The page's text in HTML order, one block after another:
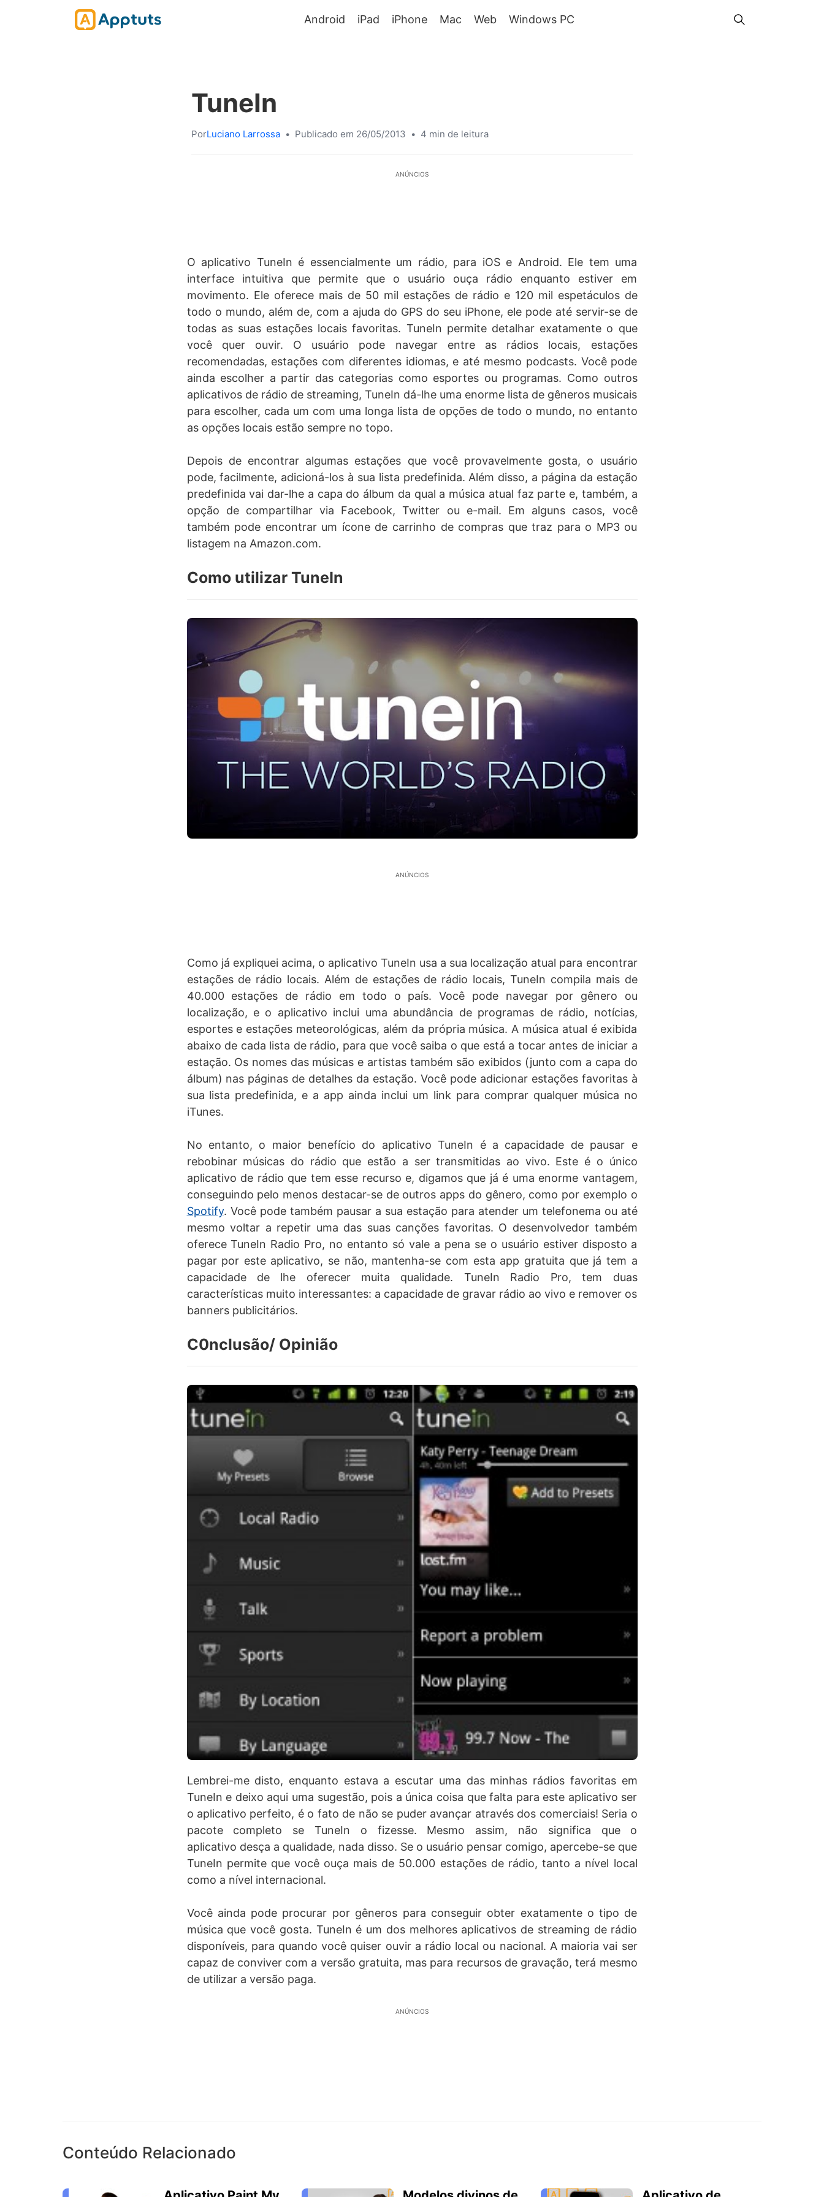
Android iPad iPhone Mac Web Windows PC
TuneIn
PorLuciano Larrossa • Publicado em 26/05/2013 • 4 min de leitura
ANÚNCIOS
O aplicativo TuneIn é essencialmente um rádio, para iOS e Android. Ele tem uma
interface intuitiva que permite que o usuário ouça rádio enquanto estiver em
movimento. Ele oferece mais de 50 mil estações de rádio e 120 mil espetáculos de
todo o mundo, além de, com a ajuda do GPS do seu iPhone, ele pode até servir-se de
todas as suas estações locais favoritas. TuneIn permite detalhar exatamente o que
você quer ouvir. O usuário pode navegar entre as rádios locais, estações
recomendadas, estações com diferentes idiomas, e até mesmo podcasts. Você pode
ainda escolher a partir das categorias como esportes ou programas. Como outros
aplicativos de rádio de streaming, TuneIn dá-lhe uma enorme lista de gêneros musicais
para escolher, cada um com uma longa lista de opções de todo o mundo, no entanto
as opções locais estão sempre no topo.
Depois de encontrar algumas estações que você provavelmente gosta, o usuário
pode, facilmente, adicioná-los à sua lista predefinida. Além disso, a página da estação
predefinida vai dar-lhe a capa do álbum da qual a música atual faz parte e, também, a
opção de compartilhar via Facebook, Twitter ou e-mail. Em alguns casos, você
também pode encontrar um ícone de carrinho de compras que traz para o MP3 ou
listagem na Amazon.com.
Como utilizar TuneIn
ANÚNCIOS
Como já expliquei acima, o aplicativo TuneIn usa a sua localização atual para encontrar
estações de rádio locais. Além de estações de rádio locais, TuneIn compila mais de
40.000 estações de rádio em todo o país. Você pode navegar por gênero ou
localização, e o aplicativo inclui uma abundância de programas de rádio, notícias,
esportes e estações meteorológicas, além da própria música. A música atual é exibida
abaixo de cada lista de rádio, para que você saiba o que está a tocar antes de iniciar a
estação. Os nomes das músicas e artistas também são exibidos (junto com a capa do
álbum) nas páginas de detalhes da estação. Você pode adicionar estações favoritas à
sua lista predefinida, e a app ainda inclui um link para comprar qualquer música no
iTunes.
No entanto, o maior benefício do aplicativo TuneIn é a capacidade de pausar e
rebobinar músicas do rádio que estão a ser transmitidas ao vivo. Este é o único
aplicativo de rádio que tem esse recurso e, digamos que já é uma enorme vantagem,
conseguindo pelo menos destacar-se de outros apps do gênero, como por exemplo o
Spotify. Você pode também pausar a sua estação para atender um telefonema ou até
mesmo voltar a repetir uma das suas canções favoritas. O desenvolvedor também
oferece TuneIn Radio Pro, no entanto só vale a pena se o usuário estiver disposto a
pagar por este aplicativo, se não, mantenha-se com esta app gratuita que já tem a
capacidade de lhe oferecer muita qualidade. TuneIn Radio Pro, tem duas
características muito interessantes: a capacidade de gravar rádio ao vivo e remover os
banners publicitários.
C0nclusão/ Opinião
Lembrei-me disto, enquanto estava a escutar uma das minhas rádios favoritas em
TuneIn e deixo aqui uma sugestão, pois a única coisa que falta para este aplicativo ser
o aplicativo perfeito, é o fato de não se puder avançar através dos comerciais! Seria o
pacote completo se TuneIn o fizesse. Mesmo assim, não significa que o
aplicativo desça a qualidade, nada disso. Se o usuário pensar comigo, apercebe-se que
TuneIn permite que você ouça mais de 50.000 estações de rádio, tanto a nível local
como a nível internacional.
Você ainda pode procurar por gêneros para conseguir obter exatamente o tipo de
música que você gosta. TuneIn é um dos melhores aplicativos de streaming de rádio
disponíveis, para quando você quiser ouvir a rádio local ou nacional. A maioria vai ser
capaz de conviver com a versão gratuita, mas para recursos de gravação, terá mesmo
de utilizar a versão paga.
ANÚNCIOS
Conteúdo Relacionado